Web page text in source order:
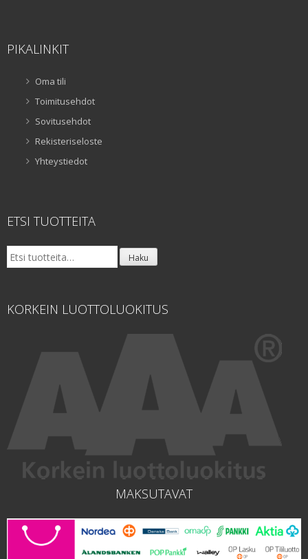
PIKALINKIT
Oma tili
Toimitusehdot
Sovitusehdot
Rekisteriseloste
Yhteystiedot
ETSI TUOTTEITA
Etsi: Haku
KORKEIN LUOTTOLUOKITUS
MAKSUTAVAT